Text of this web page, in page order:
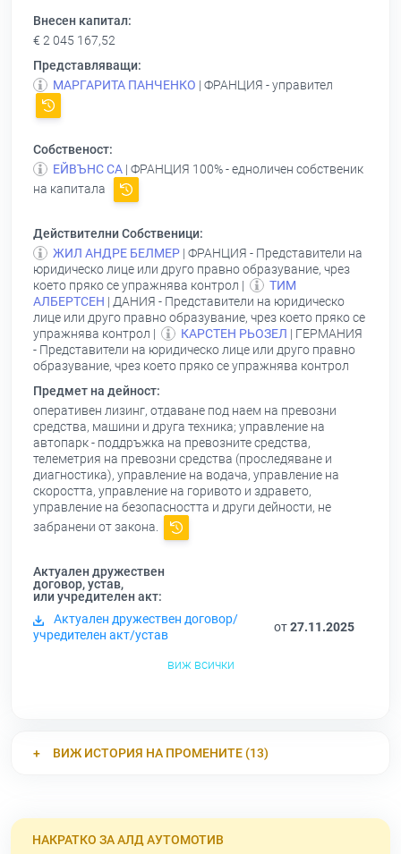
Внесен капитал:
€ 2 045 167,52
Представляващи:
МАРГАРИТА ПАНЧЕНКО | ФРАНЦИЯ - управител
Собственост:
ЕЙВЪНС СА | ФРАНЦИЯ 100% - едноличен собственик
на капитала
Действителни Собственици:
ЖИЛ АНДРЕ БЕЛМЕР | ФРАНЦИЯ - Представители на
юридическо лице или друго правно образувание, чрез
което пряко се упражнява контрол |
ТИМ
АЛБЕРТСЕН | ДАНИЯ - Представители на юридическо
лице или друго правно образувание, чрез което пряко се
упражнява контрол |
КАРСТЕН РЬОЗЕЛ | ГЕРМАНИЯ
- Представители на юридическо лице или друго правно
образувание, чрез което пряко се упражнява контрол
Предмет на дейност:
оперативен лизинг, отдаване под наем на превозни
средства, машини и друга техника; управление на
автопарк - поддръжка на превозните средства,
телеметрия на превозни средства (проследяване и
диагностика), управление на водача, управление на
скоростта, управление на горивото и здравето,
управление на безопасността и други дейности, не
забранени от закона.
Актуален дружествен
договор, устав,
или учредителен акт:
Актуален дружествен договор/
учредителен акт/устав
от27.11.2025
виж всички
ВИЖ ИСТОРИЯ НА ПРОМЕНИТЕ (13)
НАКРАТКО ЗА АЛД АУТОМОТИВ